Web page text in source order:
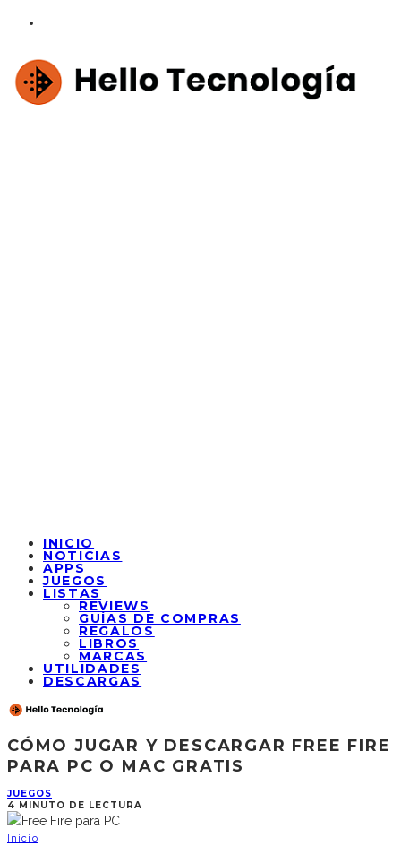
INICIO
NOTICIAS
APPS
JUEGOS
LISTAS
REVIEWS
GUÍAS DE COMPRAS
REGALOS
LIBROS
MARCAS
UTILIDADES
DESCARGAS
CÓMO JUGAR Y DESCARGAR FREE FIRE
PARA PC O MAC GRATIS
JUEGOS
4 MINUTO DE LECTURA
Inicio